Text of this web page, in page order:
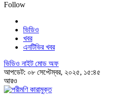
Follow
ভিডিও
খবর
এনটিভির খবর
ভিডিও নাইট মোড অফ
আপডেট: ০৮ সেপ্টেম্বর, ২০২৫, ১৫:৪৫
আরও